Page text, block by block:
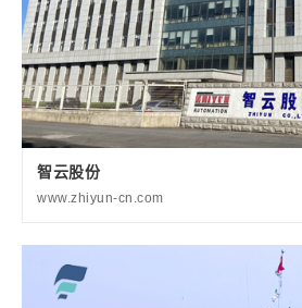
智云股份
www.zhiyun-cn.com